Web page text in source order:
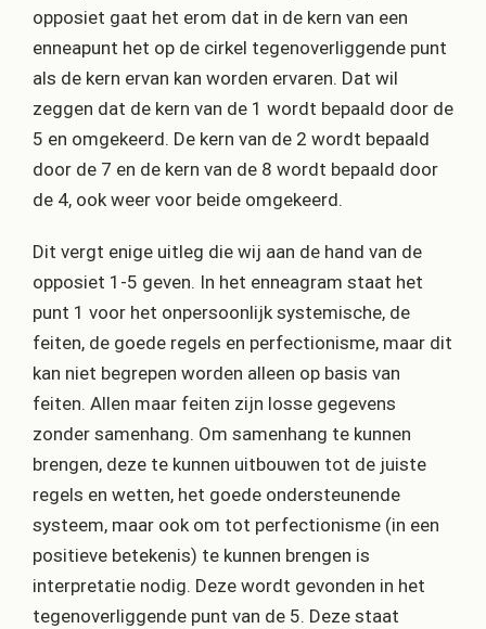
opposiet gaat het erom dat in de kern van een
enneapunt het op de cirkel tegenoverliggende punt
als de kern ervan kan worden ervaren. Dat wil
zeggen dat de kern van de 1 wordt bepaald door de
5 en omgekeerd. De kern van de 2 wordt bepaald
door de 7 en de kern van de 8 wordt bepaald door
de 4, ook weer voor beide omgekeerd.
Dit vergt enige uitleg die wij aan de hand van de
opposiet 1-5 geven. In het enneagram staat het
punt 1 voor het onpersoonlijk systemische, de
feiten, de goede regels en perfectionisme, maar dit
kan niet begrepen worden alleen op basis van
feiten. Allen maar feiten zijn losse gegevens
zonder samenhang. Om samenhang te kunnen
brengen, deze te kunnen uitbouwen tot de juiste
regels en wetten, het goede ondersteunende
systeem, maar ook om tot perfectionisme (in een
positieve betekenis) te kunnen brengen is
interpretatie nodig. Deze wordt gevonden in het
tegenoverliggende punt van de 5. Deze staat